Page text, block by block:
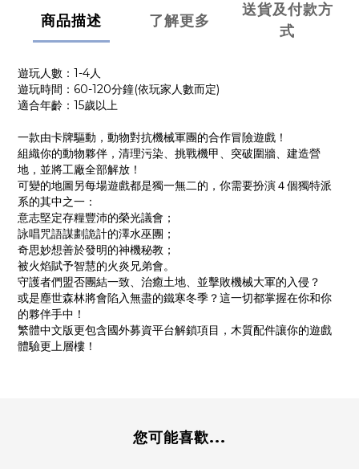
商品描述 了解更多
送貨及付款方
式
遊玩人數：1-4人
遊玩時間：60-120分鐘(依玩家人數而定)
適合年齡：15歲以上
一款由卡牌驅動，動物對抗機械軍團的合作冒險遊戲！
組織你的動物夥伴，清理污染、挑戰機甲、突破圍牆、建造營
地，並將工廠全部解放！
可變的地圖另每場遊戲都是獨一無二的，你需要扮演４個獨特派
系的其中之一：
意志堅定存糧豐沛的榮光議會；
詠唱咒語謀劃詭計的澤水巫團；
奇思妙想善於發明的神機秘教；
被火焰賦予智慧的火炎兄弟會。
守護者們盟否團結一致、治癒土地、並擊敗機械大軍的入侵？
或是塵世森林將會陷入無盡的鐵寒冬季？這一切都掌握在你和你
的夥伴手中！
繁體中文版更包含國外募資平台解鎖項目，木質配件讓你的遊戲
體驗更上層樓！
您可能喜歡...